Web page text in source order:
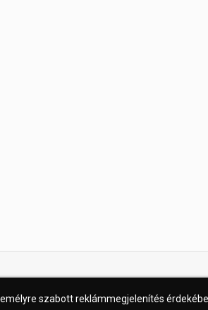
szabott reklámmegjelenítés